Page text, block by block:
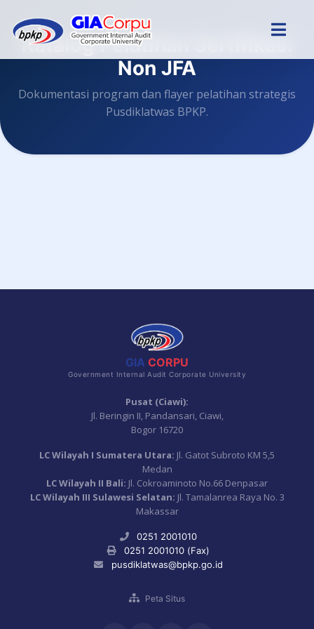
Katalog Pelatihan Sertifikasi
Non JFA
Dokumentasi program dan flayer pelatihan strategis
Pusdiklatwas BPKP.
GIA CORPU
Government Internal Audit Corporate University
Pusat (Ciawi):
Jl. Beringin II, Pandansari, Ciawi,
Bogor 16720
LC Wilayah I Sumatera Utara: Jl. Gatot Subroto KM 5,5
Medan
LC Wilayah II Bali: Jl. Cokroaminoto No.66 Denpasar
LC Wilayah III Sulawesi Selatan: Jl. Tamalanrea Raya No. 3
Makassar
0251 2001010
0251 2001010 (Fax)
pusdiklatwas@bpkp.go.id
Peta Situs